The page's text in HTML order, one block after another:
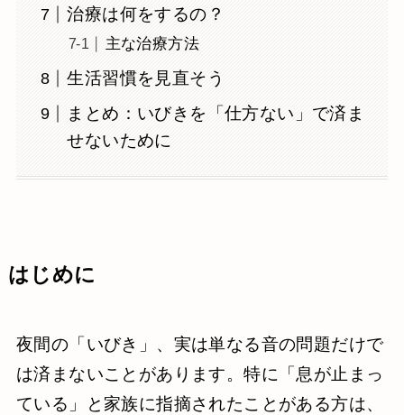
治療は何をするの？
主な治療方法
生活習慣を見直そう
まとめ：いびきを「仕方ない」で済ま
せないために
はじめに
夜間の「いびき」、実は単なる音の問題だけで
は済まないことがあります。特に「息が止まっ
ている」と家族に指摘されたことがある方は、